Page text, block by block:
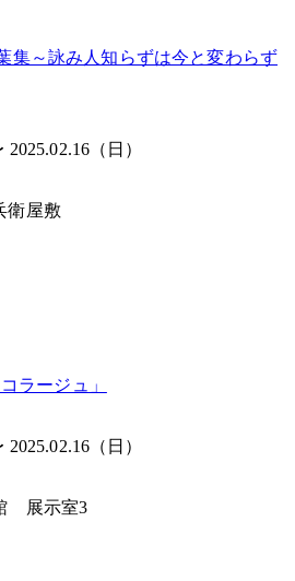
集～詠み人知らずは今と変わらず
（日）
衛屋敷
ラージュ」
（日）
展示室3